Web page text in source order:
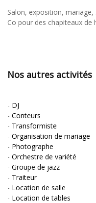
Salon, exposition,
Co pour des chapiteaux de
Nos autres activités
- DJ
- Conteurs
- Transformiste
- Organisation de mariage
- Photographe
- Orchestre de variété
- Groupe de jazz
- Traiteur
- Location de salle
- Location de tables